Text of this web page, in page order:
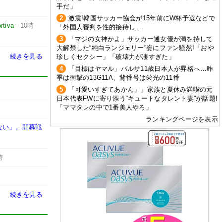
- 10時
続きを見る
い」。開幕戦
続きを見る
手だ」
2
激震!韓国サッカー協会が15年前にW杯予選などで
「外国人審判を性的接待し...
3
「マジの女神かよ」サッカー通女優が満を持して
大解禁した“純白ランジェリー”姿にファン騒然!「おや
珍しくセクシー」「破壊力が凄すぎた」
4
「目標はヤマル」バルサ11歳日本人が昇格へ…昨
季は衝撃の13G11A、背番号は栄光の11番
5
「可愛いすぎてあかん」」家族と夏休み満喫の元
日本代表FWに寄り添う“キュートなタレント妻”が話題!
「ママタレの中で1番美人やろ」
ランキングページを表示